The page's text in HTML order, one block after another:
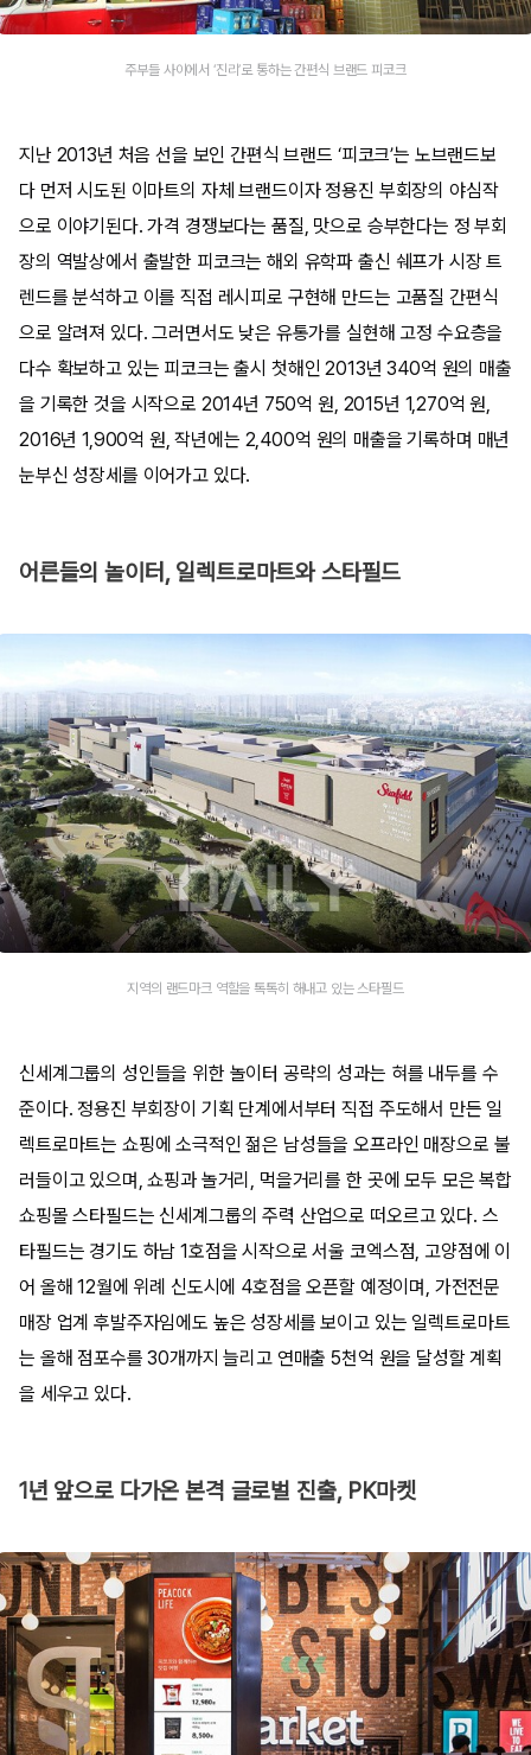
주부들 사이에서 ‘진리’로 통하는 간편식 브랜드 피코크
지난 2013년 처음 선을 보인 간편식 브랜드 ‘피코크’는 노브랜드보
다 먼저 시도된 이마트의 자체 브랜드이자 정용진 부회장의 야심작
으로 이야기된다. 가격 경쟁보다는 품질, 맛으로 승부한다는 정 부회
장의 역발상에서 출발한 피코크는 해외 유학파 출신 쉐프가 시장 트
렌드를 분석하고 이를 직접 레시피로 구현해 만드는 고품질 간편식
으로 알려져 있다. 그러면서도 낮은 유통가를 실현해 고정 수요층을
다수 확보하고 있는 피코크는 출시 첫해인 2013년 340억 원의 매출
을 기록한 것을 시작으로 2014년 750억 원, 2015년 1,270억 원,
2016년 1,900억 원, 작년에는 2,400억 원의 매출을 기록하며 매년
눈부신 성장세를 이어가고 있다.
어른들의 놀이터, 일렉트로마트와 스타필드
지역의 랜드마크 역할을 톡톡히 해내고 있는 스타필드
신세계그룹의 성인들을 위한 놀이터 공략의 성과는 혀를 내두를 수
준이다. 정용진 부회장이 기획 단계에서부터 직접 주도해서 만든 일
렉트로마트는 쇼핑에 소극적인 젊은 남성들을 오프라인 매장으로 불
러들이고 있으며, 쇼핑과 놀거리, 먹을거리를 한 곳에 모두 모은 복합
쇼핑몰 스타필드는 신세계그룹의 주력 산업으로 떠오르고 있다. 스
타필드는 경기도 하남 1호점을 시작으로 서울 코엑스점, 고양점에 이
어 올해 12월에 위례 신도시에 4호점을 오픈할 예정이며, 가전전문
매장 업계 후발주자임에도 높은 성장세를 보이고 있는 일렉트로마트
는 올해 점포수를 30개까지 늘리고 연매출 5천억 원을 달성할 계획
을 세우고 있다.
1년 앞으로 다가온 본격 글로벌 진출, PK마켓